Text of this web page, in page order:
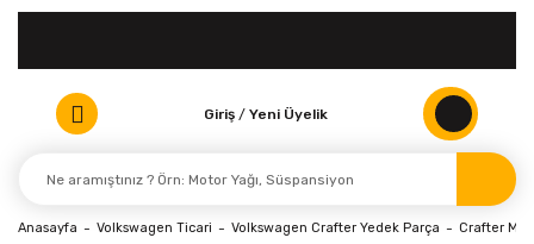
Giriş / Yeni Üyelik
Anasayfa Volkswagen Ticari Volkswagen Crafter Yedek Parça Crafter